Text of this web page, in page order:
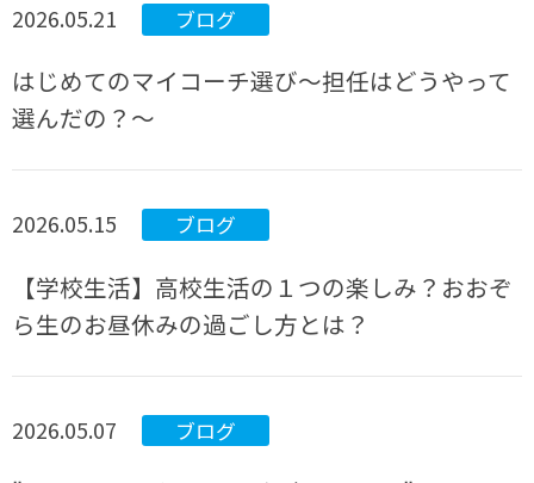
2026.05.21 ブログ
はじめてのマイコーチ選び～担任はどうやって
選んだの？～
2026.05.15 ブログ
【学校生活】高校生活の１つの楽しみ？おおぞ
ら生のお昼休みの過ごし方とは？
2026.05.07 ブログ